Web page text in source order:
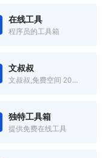
在线工具
程序员的工具箱
文叔叔
文叔叔,免费空间 20GB,一款永不限速的云存储产品。传文件、收文件、网盘,还支持历史记录等高级功能。
独特工具箱
提供免费在线工具